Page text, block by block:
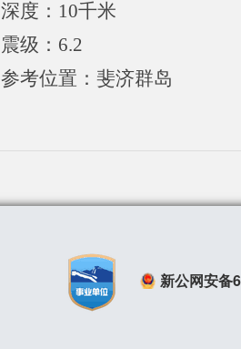
深度：10千米
震级：6.2
参考位置：斐济群岛
新公网安备